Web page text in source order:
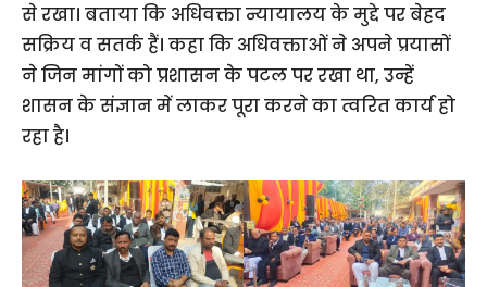
से रखा। बताया कि अधिवक्ता न्यायालय के मुद्दे पर बेहद
सक्रिय व सतर्क हैं। कहा कि अधिवक्ताओं ने अपने प्रयासों
ने जिन मांगों को प्रशासन के पटल पर रखा था, उन्हें
शासन के संज्ञान में लाकर पूरा करने का त्वरित कार्य हो
रहा है।